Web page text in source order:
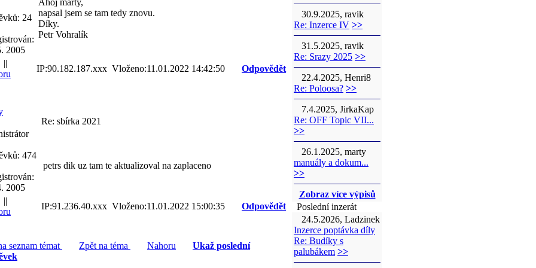
24
2005
Ahoj marty,
napsal jsem se tam tedy znovu.
Díky.
Petr Vohralík
IP:90.182.187.xxx Vloženo:11.01.2022 14:42:50 Odpovědět
474
2005
Re: sbírka 2021
petrs dik uz tam te aktualizoval na zaplaceno
IP:91.236.40.xxx Vloženo:11.01.2022 15:00:35 Odpovědět
seznam témat Zpět na téma Nahoru
Ukaž poslední
30.9.2025, ravik
Re: Inzerce IV >>
31.5.2025, ravik
Re: Srazy 2025 >>
22.4.2025, Henri8
Re: Poloosa? >>
7.4.2025, JirkaKap
Re: OFF Topic VII...
>>
26.1.2025, marty
manuály a dokum...
>>
Zobraz více výpisů
Poslední inzerát
24.5.2026, Ladzinek
Inzerce poptávka díly
Re: Budíky s
palubákem >>